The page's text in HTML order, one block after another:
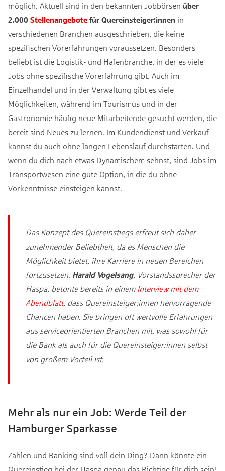
möglich. Aktuell sind in den bekannten Jobbörsen über
2.000 Stellenangebote für Quereinsteiger:innen in
verschiedenen Branchen ausgeschrieben, die keine
spezifischen Vorerfahrungen voraussetzen. Besonders
beliebt ist die Logistik- und Hafenbranche, in der es viele
Jobs ohne spezifische Vorerfahrung gibt. Auch im
Einzelhandel und in der Verwaltung gibt es viele
Möglichkeiten, während im Tourismus und in der
Gastronomie häufig neue Mitarbeitende gesucht werden, die
bereit sind Neues zu lernen. Im Kundendienst und Verkauf
kannst du auch ohne langen Lebenslauf durchstarten. Und
wenn du dich nach etwas Dynamischem sehnst, sind Jobs im
Transportwesen eine gute Option, in die du ohne
Vorkenntnisse einsteigen kannst.
Das Konzept des Quereinstiegs erfreut sich daher
zunehmender Beliebtheit, da es Menschen die
Möglichkeit bietet, ihre Karriere in neuen Bereichen
fortzusetzen. Harald Vogelsang, Vorstandssprecher der
Haspa, betonte bereits in einem Interview mit dem
Abendblatt, dass Quereinsteiger:innen hervorragende
Chancen haben. Sie bringen oft wertvolle Erfahrungen
aus serviceorientierten Branchen mit, was sowohl für
die Bank als auch für die Quereinsteiger:innen selbst
von großem Vorteil ist.
Mehr als nur ein Job: Werde Teil der
Hamburger Sparkasse
Zahlen und Banking sind voll dein Ding? Dann könnte ein